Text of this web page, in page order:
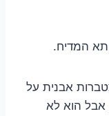
המדיח.
אבנית על
הוא לא